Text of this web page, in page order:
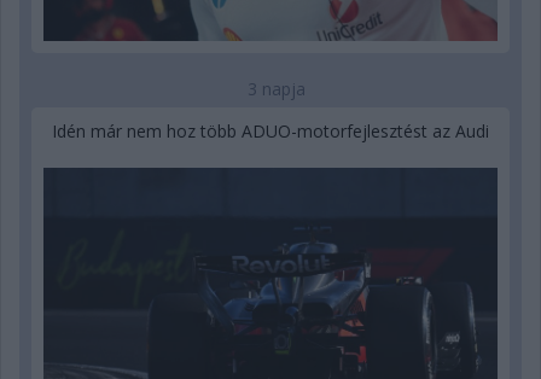
3 napja
Idén már nem hoz több ADUO-motorfejlesztést az Audi